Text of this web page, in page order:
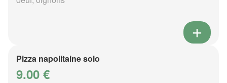
Pizza napolitaine solo
9.00 €